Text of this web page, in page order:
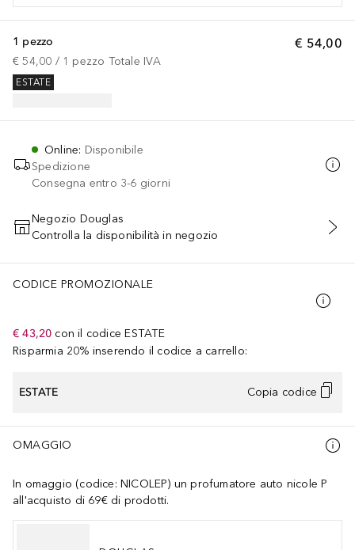
€ 54,00
1 pezzo
€ 54,00 / 1 pezzo Totale IVA
ESTATE
Online: Disponibile
Spedizione
Consegna entro 3-6 giorni
AGGIUNGI AL CARRELLO
Negozio Douglas
Controlla la disponibilità in negozio
CODICE PROMOZIONALE
€ 43,20 con il codice ESTATE
Risparmia 20% inserendo il codice a carrello:
ESTATE Copia codice
OMAGGIO
In omaggio (codice: NICOLEP) un profumatore auto nicole P
all'acquisto di 69€ di prodotti.